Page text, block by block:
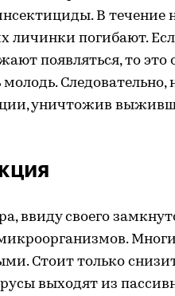
В течение
личинки погибают.
появляться, то
молодь.
уничтожив
ввиду своего
Стоит только
выходят из